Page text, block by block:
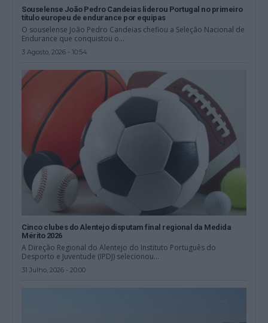
Souselense João Pedro Candeias liderou Portugal no primeiro
título europeu de endurance por equipas
O souselense João Pedro Candeias chefiou a Seleção Nacional de
Endurance que conquistou o...
3 Agosto, 2026 - 10:54
Cinco clubes do Alentejo disputam final regional da Medida
Mérito 2026
A Direção Regional do Alentejo do Instituto Português do
Desporto e Juventude (IPDJ) selecionou...
31 Julho, 2026 - 20:00